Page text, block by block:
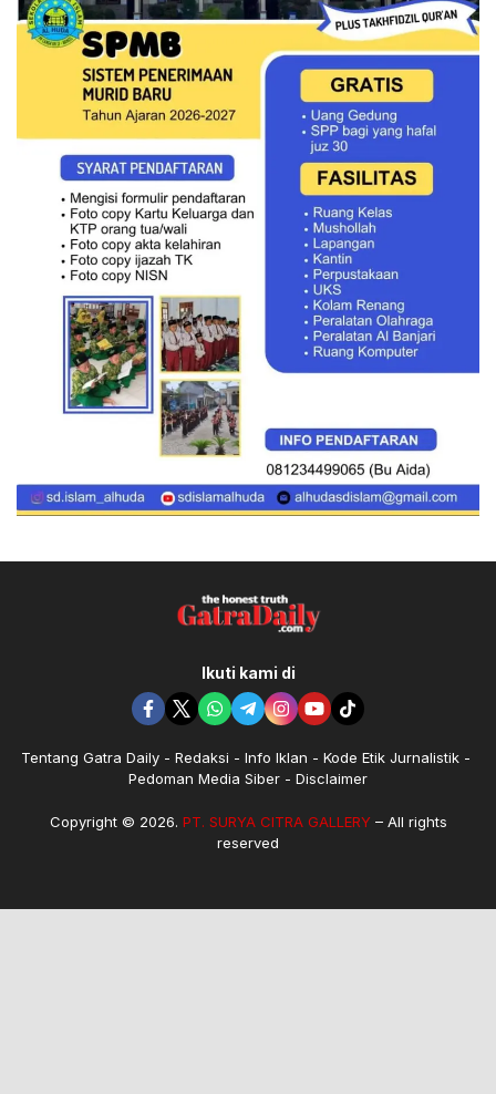
Ikuti kami di
Tentang Gatra Daily Redaksi Info Iklan
Kode Etik Jurnalistik
Pedoman Media Siber
Disclaimer
Copyright © 2026. PT. SURYA CITRA GALLERY– All rights
reserved